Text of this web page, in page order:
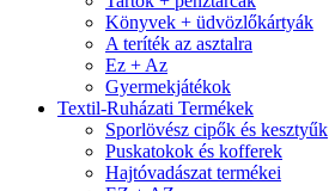
Könyvek + üdvözlőkártyák
A teríték az asztalra
Ez + Az
Gyermekjátékok
Textil-Ruházati Termékek
Sporlövész cipők és kesztyűk
Puskatokok és kofferek
Hajtóvadászat termékei